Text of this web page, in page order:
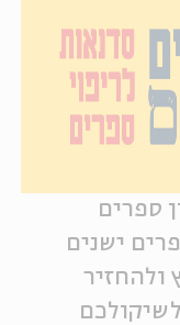
ספרים
ישנים
ולהחזיר